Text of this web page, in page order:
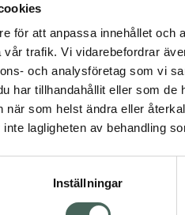
för att anpassa innehållet och
trafik. Vi vidarebefordrar
och analysföretag som vi
har tillhandahållit eller som
när som helst ändra eller
lagligheten av behandling
Inställningar
tandkött, vid
vanlig tandkräm*
*efter en
två gånger